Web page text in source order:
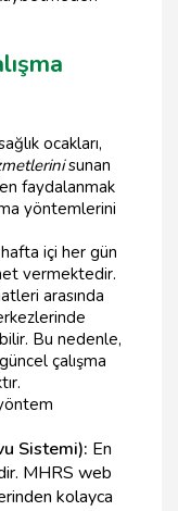
ocakları,
sunan
faydalanmak
yöntemlerini
içi her gün
vermektedir.
arasında
Bu nedenle,
çalışma
Sistemi): En
MHRS web
kolayca